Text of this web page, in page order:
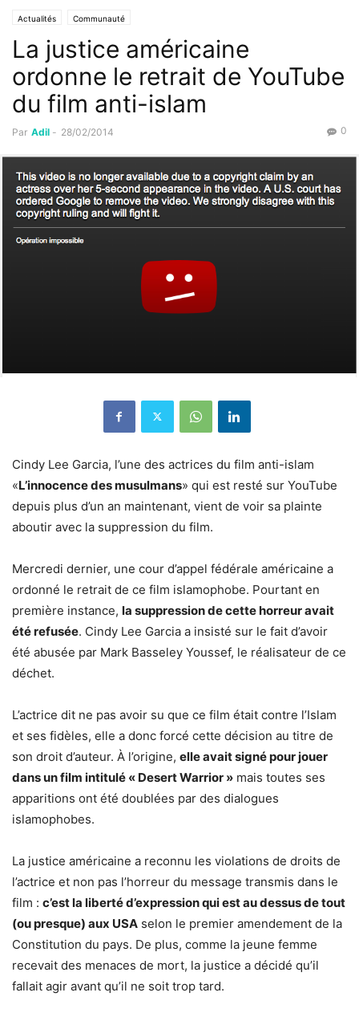
Actualités Communauté
La justice américaine
ordonne le retrait de YouTube
du film anti-islam
Par Adil - 28/02/2014 0
Cindy Lee Garcia, l’une des actrices du film anti-islam
«L’innocence des musulmans» qui est resté sur YouTube
depuis plus d’un an maintenant, vient de voir sa plainte
aboutir avec la suppression du film.
Mercredi dernier, une cour d’appel fédérale américaine a
ordonné le retrait de ce film islamophobe. Pourtant en
première instance, la suppression de cette horreur avait
été refusée. Cindy Lee Garcia a insisté sur le fait d’avoir
été abusée par Mark Basseley Youssef, le réalisateur de ce
déchet.
L’actrice dit ne pas avoir su que ce film était contre l’Islam
et ses fidèles, elle a donc forcé cette décision au titre de
son droit d’auteur. À l’origine, elle avait signé pour jouer
dans un film intitulé « Desert Warrior » mais toutes ses
apparitions ont été doublées par des dialogues
islamophobes.
La justice américaine a reconnu les violations de droits de
l’actrice et non pas l’horreur du message transmis dans le
film : c’est la liberté d’expression qui est au dessus de tout
(ou presque) aux USA selon le premier amendement de la
Constitution du pays. De plus, comme la jeune femme
recevait des menaces de mort, la justice a décidé qu’il
fallait agir avant qu’il ne soit trop tard.